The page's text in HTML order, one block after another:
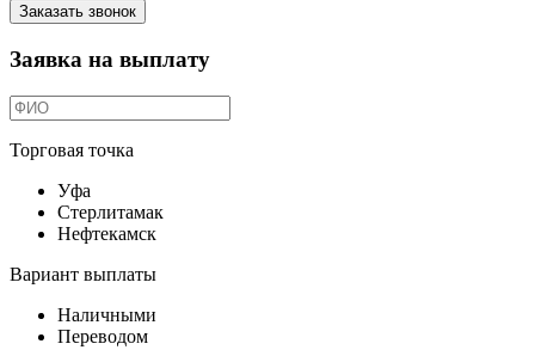
Заказать звонок
Заявка на выплату
Торговая точка
Уфа
Стерлитамак
Нефтекамск
Вариант выплаты
Наличными
Переводом